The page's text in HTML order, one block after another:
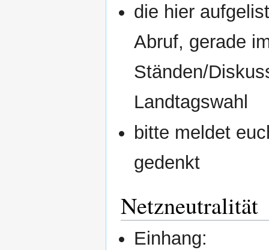
die hier
Abruf, gerade
Ständen/
Landtagswahl
bitte meldet
gedenkt
Netzneutralität
Einhang: